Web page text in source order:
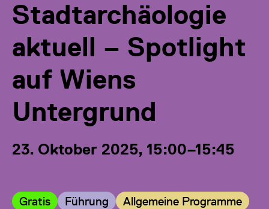
Stadtarchäologie
aktuell – Spotlight
auf Wiens
Untergrund
23. Oktober 2025, 15:00–15:45
Kategorie:
Gratis Kategorie:
Führung Kategorie:
Allgemeine Programme